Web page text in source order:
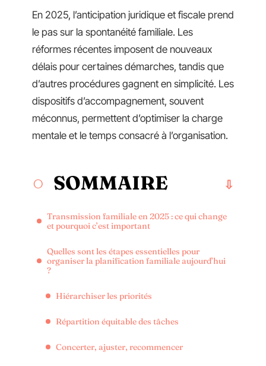
En 2025, l’anticipation juridique et fiscale prend
le pas sur la spontanéité familiale. Les
réformes récentes imposent de nouveaux
délais pour certaines démarches, tandis que
d’autres procédures gagnent en simplicité. Les
dispositifs d’accompagnement, souvent
méconnus, permettent d’optimiser la charge
mentale et le temps consacré à l’organisation.
SOMMAIRE
Transmission familiale en 2025 : ce qui change
et pourquoi c’est important
Quelles sont les étapes essentielles pour
organiser la planification familiale aujourd’hui
?
Hiérarchiser les priorités
Répartition équitable des tâches
Concerter, ajuster, recommencer